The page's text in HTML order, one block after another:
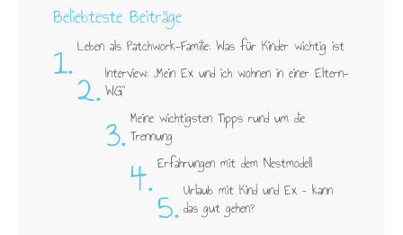
Beliebteste Beiträge
1. Leben als Patchwork-Familie: Was für Kinder wichtig ist
2. Interview: „Mein Ex und ich wohnen in einer Eltern-
WG"
3. Meine wichtigsten Tipps rund um die
Trennung
4. Erfahrungen mit dem Nestmodell
5. Urlaub mit Kind und Ex – kann
das gut gehen?